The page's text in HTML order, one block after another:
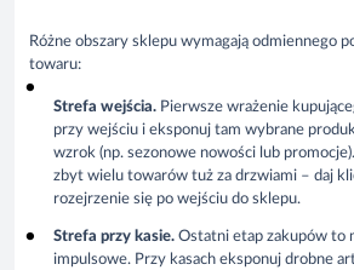
Różne obszary sklepu wymagają odmiennego
towaru:
Strefa wejścia. Pierwsze wrażenie
przy wejściu i eksponuj tam wybrane
wzrok (np. sezonowe nowości lub
zbyt wielu towarów tuż za drzwiami – daj
rozejrzenie się po wejściu do sklepu.
Strefa przy kasie. Ostatni etap zakupów to
impulsowe. Przy kasach eksponuj drobne